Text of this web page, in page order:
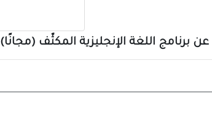
برنامج اللغة الإنجليزية المكثّف (مجانًا)